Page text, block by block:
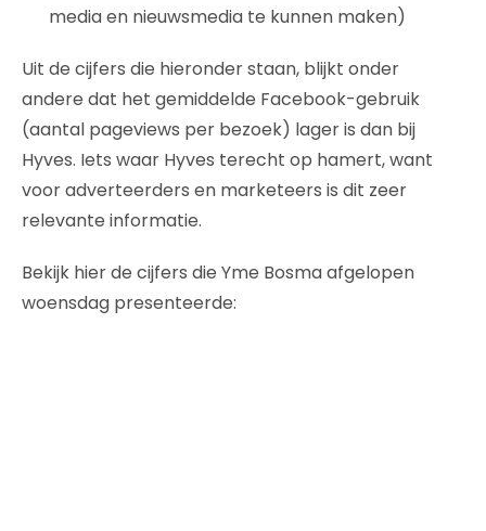
media en nieuwsmedia te kunnen maken)
Uit de cijfers die hieronder staan, blijkt onder
andere dat het gemiddelde Facebook-gebruik
(aantal pageviews per bezoek) lager is dan bij
Hyves. Iets waar Hyves terecht op hamert, want
voor adverteerders en marketeers is dit zeer
relevante informatie.
Bekijk hier de cijfers die Yme Bosma afgelopen
woensdag presenteerde: